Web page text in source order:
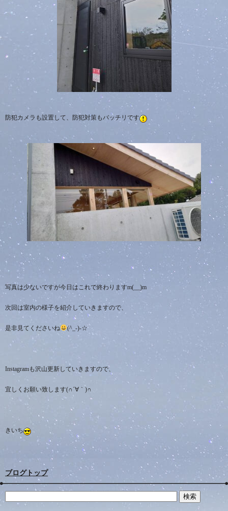
防犯カメラも設置して、防犯対策もバッチリです
写真は少ないですが今日はこれで終わりますm(__)m
次回は室内の様子を紹介していきますので、
是非見てくださいね (^_-)-☆
Instagramも沢山更新していきますので、
宜しくお願い致します(∩´∀ ｀ )∩
きいち
ブログトップ